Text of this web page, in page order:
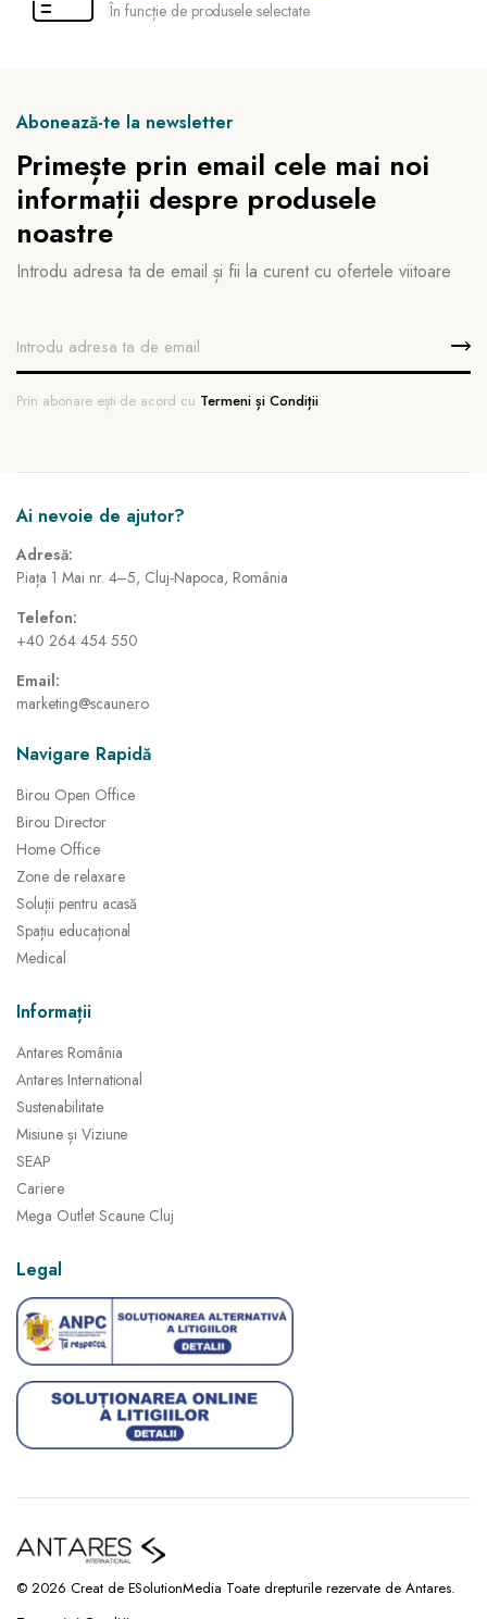
În funcție de produsele selectate
Abonează-te la newsletter
Primește prin email cele mai noi
informații despre produsele
noastre
Introdu adresa ta de email și fii la curent cu ofertele viitoare
Prin abonare ești de acord cu Termeni și Condiții
Ai nevoie de ajutor?
Adresă:
Piața 1 Mai nr. 4–5, Cluj-Napoca, România
Telefon:
+40 264 454 550
Email:
marketing@scaune.ro
Navigare Rapidă
Birou Open Office
Birou Director
Home Office
Zone de relaxare
Soluții pentru acasă
Spațiu educațional
Medical
Informații
Antares România
Antares International
Sustenabilitate
Misiune și Viziune
SEAP
Cariere
Mega Outlet Scaune Cluj
Legal
© 2026 Creat de ESolutionMedia Toate drepturile rezervate de Antares.